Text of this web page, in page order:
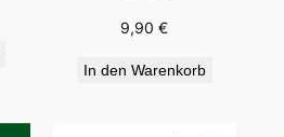
9,90€
In den Warenkorb